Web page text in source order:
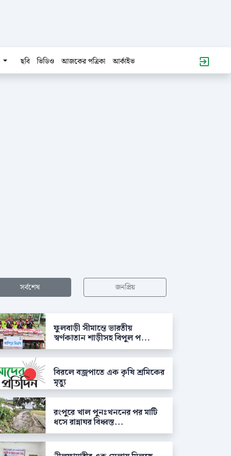
ছবি ভিডিও আজকের পত্রিকা আর্কাইভ
সর্বশেষ জনপ্রিয়
ফুলবাড়ী সীমান্তে ভারতীয়
স্বর্ণকাতান শাড়ীসহ বিপুল প...
বিরলে বজ্রপাতে এক কৃষি শ্রমিকের
মৃত্যু
রংপুরে খাল পুনঃখননের পর মাটি
ধসে রান্নাঘর বিধ্বস্ত...